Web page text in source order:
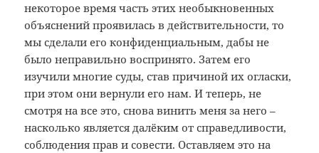
некоторое время часть этих необыкновенных
объяснений проявилась в действительности, то
мы сделали его конфиденциальным, дабы не
было неправильно воспринято. Затем его
изучили многие суды, став причиной их огласки,
при этом они вернули его нам. И теперь, не
смотря на все это, снова винить меня за него –
насколько является далёким от справедливости,
соблюдения прав и совести. Оставляем это на